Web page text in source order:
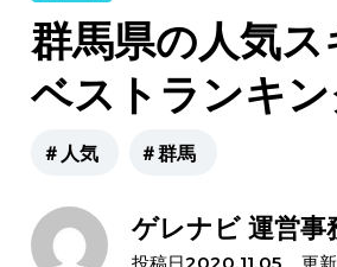
群馬県の人気
ベストランキン
＃人気 ＃群馬
ゲレナビ 運営事
投稿日 更